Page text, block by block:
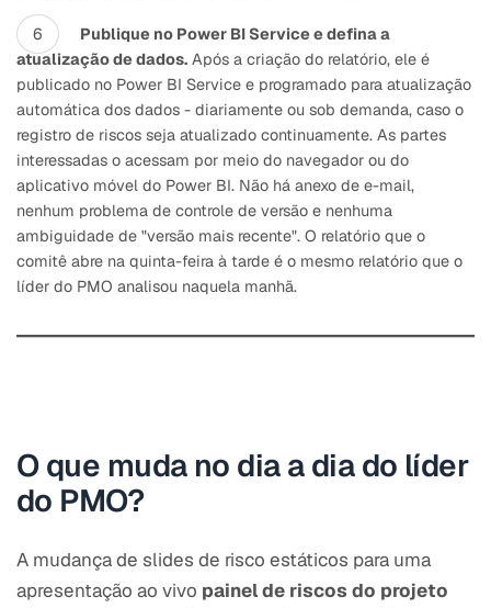
Publique no Power BI Service e defina a
atualização de dados. Após a criação do relatório, ele é
publicado no Power BI Service e programado para atualização
automática dos dados - diariamente ou sob demanda, caso o
registro de riscos seja atualizado continuamente. As partes
interessadas o acessam por meio do navegador ou do
aplicativo móvel do Power BI. Não há anexo de e-mail,
nenhum problema de controle de versão e nenhuma
ambiguidade de "versão mais recente". O relatório que o
comitê abre na quinta-feira à tarde é o mesmo relatório que o
líder do PMO analisou naquela manhã.
O que muda no dia a dia do líder
do PMO?
A mudança de slides de risco estáticos para uma
apresentação ao vivo painel de riscos do projeto